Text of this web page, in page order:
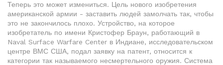
Теперь это может измениться. Цель нового изобретения
американской армии - заставить людей замолчать так, чтобы
это не закончилось плохо. Устройство, на которое
изобретатель по имени Кристофер Браун, работающий в
Naval Surface Warfare Center в Индиане, исследовательском
центре ВМС США, подал заявку на патент, относится к
категории так называемого несмертельного оружия. Система